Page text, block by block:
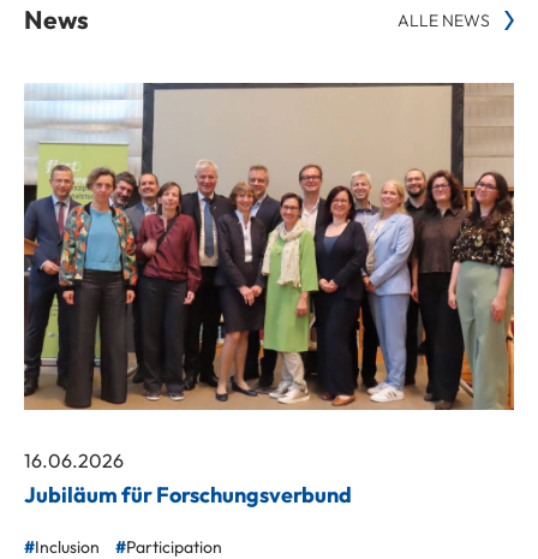
News ALLE NEWS
16.06.2026
Jubiläum für Forschungsverbund
Inclusion Participation